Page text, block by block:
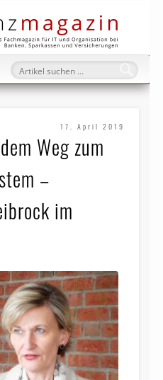
17. April 2019
Weg zum
–
im